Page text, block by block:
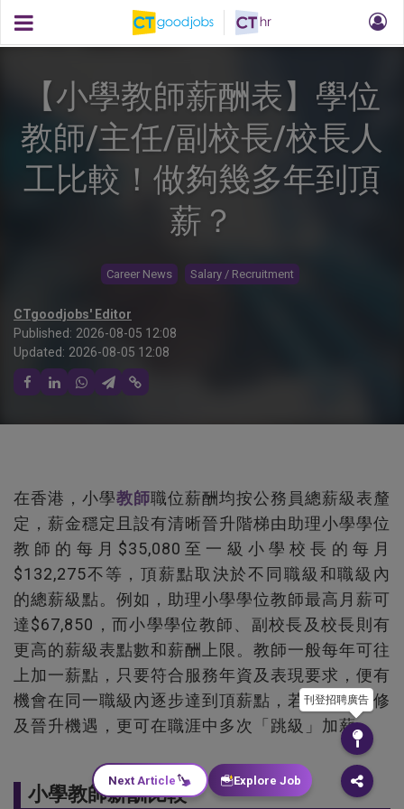
【小學教師薪酬表】學位
教師/主任/副校長/校長人
工比較！做夠幾多年到頂
薪？
Career News Salary / Recruitment
CTgoodjobs' Editor
Published: 2026-08-05 12:08
Updated: 2026-08-05 12:08
在香港，小學教師職位薪酬均按公務員總薪級表釐
定，薪金穩定且設有清晰晉升階梯由助理小學學位
教師的每月$35,080至一級小學校長的每月
$132,275不等，頂薪點取決於不同職級和職級內
的總薪級點。例如，助理小學學位教師最高月薪可
達$67,850，而小學學位教師、副校長及校長則有
更高的薪級表點數和薪酬上限。教師一般每年可往
上加一薪點，只要符合服務年資及表現要求，便有
機會在同一職級內逐步達到頂薪點，若能把握進修
及晉升機遇，更可在職涯中多次「跳級」加薪。
小學教師薪酬比較
刊登招聘廣告
Next Article Explore Job